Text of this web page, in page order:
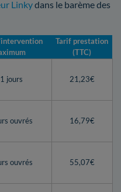
Linkydans le barème des
Tarif prestation
(TTC)
jours 21,23€
ouvrés 16,79€
ouvrés 55,07€